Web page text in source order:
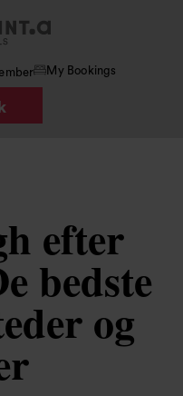
My Bookings
efter
bedste
og